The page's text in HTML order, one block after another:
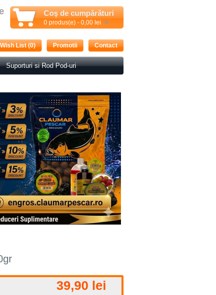
Coş de cumpărături
0 produs(e) - 0,00 lei
Contact
Promotii
Wish List (0)
Suporturi si Rod Pod-uri
39,90 lei